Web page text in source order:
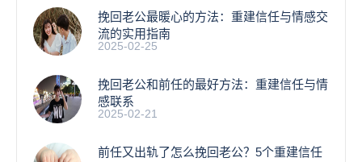
挽回老公最暖心的方法：重建信任与情感交
流的实用指南
2025-02-25
挽回老公和前任的最好方法：重建信任与情
感联系
2025-02-21
前任又出轨了怎么挽回老公？5个重建信任